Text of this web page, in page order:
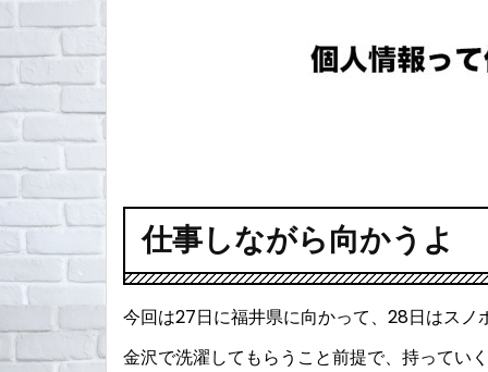
仕事しながら向かうよ
今回は27日に福井県に向かって、28日はスノ
金沢で洗濯してもらうこと前提で、持っていく